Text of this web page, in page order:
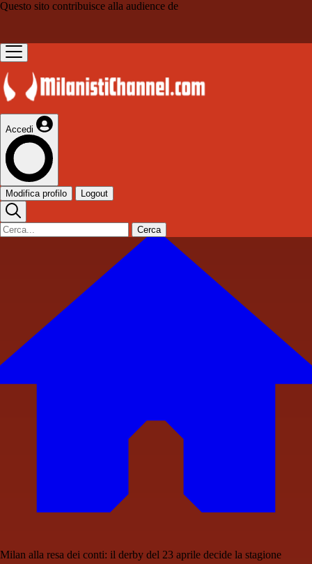
Questo sito contribuisce alla audience de
Accedi
Modifica profilo Logout
Cerca
Milan alla resa dei conti: il derby del 23 aprile decide la stagione